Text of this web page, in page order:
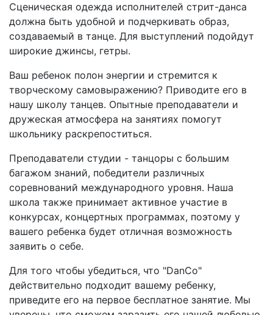
Сценическая одежда исполнителей стрит-данса
должна быть удобной и подчеркивать образ,
создаваемый в танце. Для выступлений подойдут
широкие джинсы, гетры.
Ваш ребенок полон энергии и стремится к
творческому самовыражению? Приводите его в
нашу школу танцев. Опытные преподаватели и
дружеская атмосфера на занятиях помогут
школьнику раскрепоститься.
Преподаватели студии - танцоры с большим
багажом знаний, победители различных
соревнований международного уровня. Наша
школа также принимает активное участие в
конкурсах, концертных программах, поэтому у
вашего ребенка будет отличная возможность
заявить о себе.
Для того чтобы убедиться, что "DanCo"
действительно подходит вашему ребенку,
приведите его на первое бесплатное занятие. Мы